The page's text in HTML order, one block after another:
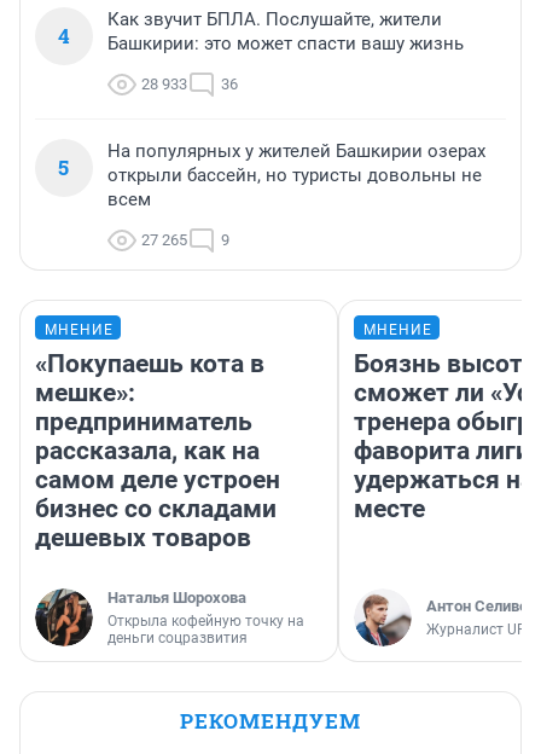
4
Как звучит БПЛА. Послушайте, жители
Башкирии: это может спасти вашу жизнь
28 933 36
5
На популярных у жителей Башкирии озерах
открыли бассейн, но туристы довольны не
всем
27 265 9
МНЕНИЕ
«Покупаешь кота в
мешке»:
предприниматель
рассказала, как на
самом деле устроен
бизнес со складами
дешевых товаров
Наталья Шорохова
Открыла кофейную точку на
деньги соцразвития
МНЕНИЕ
Боязнь
сможет ли
тренера
фаворита лиги
удержаться
месте
Антон
Журналист
РЕКОМЕНДУЕМ